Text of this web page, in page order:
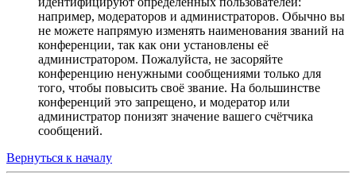
например, модераторов и администраторов. Обычно вы
не можете напрямую изменять наименования званий на
конференции, так как они установлены её
администратором. Пожалуйста, не засоряйте
конференцию ненужными сообщениями только для
того, чтобы повысить своё звание. На большинстве
конференций это запрещено, и модератор или
администратор понизят значение вашего счётчика
сообщений.
Вернуться к началу